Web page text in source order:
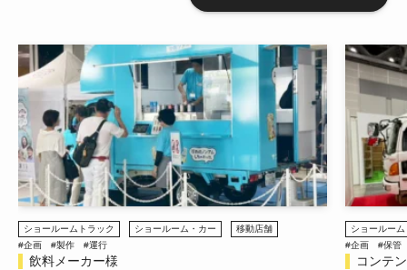
ショールームトラック
#企画
#保管
コンテンツ東京 2026
#